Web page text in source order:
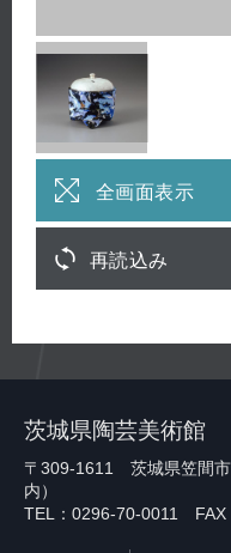
全画面表示
再読込み
茨城県陶芸美術館
〒309-1611 茨城県笠間市
内）
TEL：0296-70-0011 FAX